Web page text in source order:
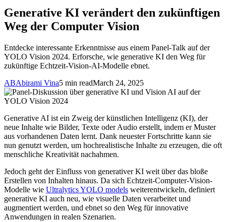
Generative KI verändert den zukünftigen
Weg der Computer Vision
Entdecke interessante Erkenntnisse aus einem Panel-Talk auf der
YOLO Vision 2024. Erforsche, wie generative KI den Weg für
zukünftige Echtzeit-Vision-AI-Modelle ebnet.
ABAbirami Vina5 min readMarch 24, 2025
Generative AI ist ein Zweig der künstlichen Intelligenz (KI), der
neue Inhalte wie Bilder, Texte oder Audio erstellt, indem er Muster
aus vorhandenen Daten lernt. Dank neuester Fortschritte kann sie
nun genutzt werden, um hochrealistische Inhalte zu erzeugen, die oft
menschliche Kreativität nachahmen.
Jedoch geht der Einfluss von generativer KI weit über das bloße
Erstellen von Inhalten hinaus. Da sich Echtzeit-Computer-Vision-
Modelle wie Ultralytics YOLO models weiterentwickeln, definiert
generative KI auch neu, wie visuelle Daten verarbeitet und
augmentiert werden, und ebnet so den Weg für innovative
Anwendungen in realen Szenarien.